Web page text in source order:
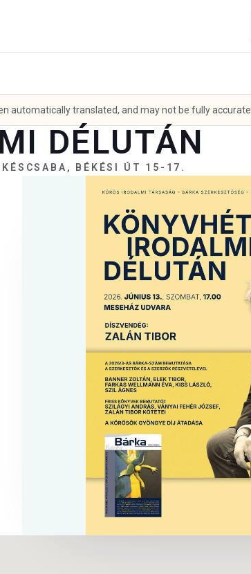
automatically translated, and may not be fully accurate.
DÉLUTÁN
BÉKÉSI ÚT 15-17.